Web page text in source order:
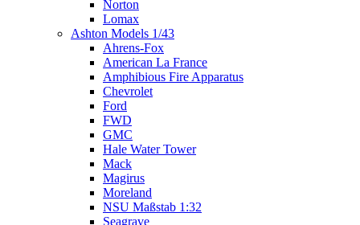
Norton
Lomax
Ashton Models 1/43
Ahrens-Fox
American La France
Amphibious Fire Apparatus
Chevrolet
Ford
FWD
GMC
Hale Water Tower
Mack
Magirus
Moreland
NSU Maßstab 1:32
Seagrave